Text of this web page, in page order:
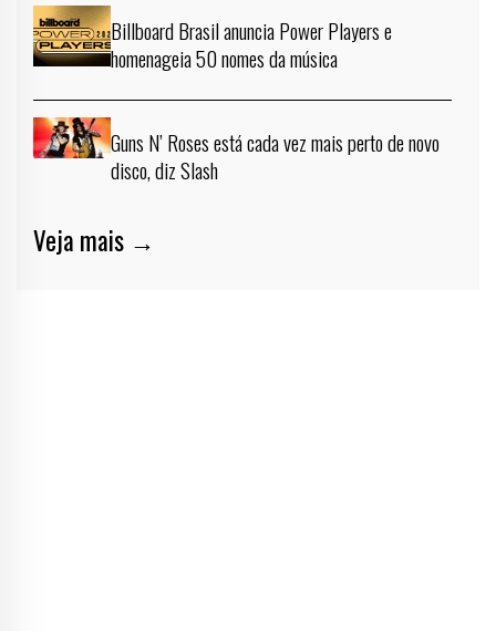
Billboard Brasil anuncia Power Players e
homenageia 50 nomes da música
Guns N’ Roses está cada vez mais perto de novo
disco, diz Slash
Veja mais →